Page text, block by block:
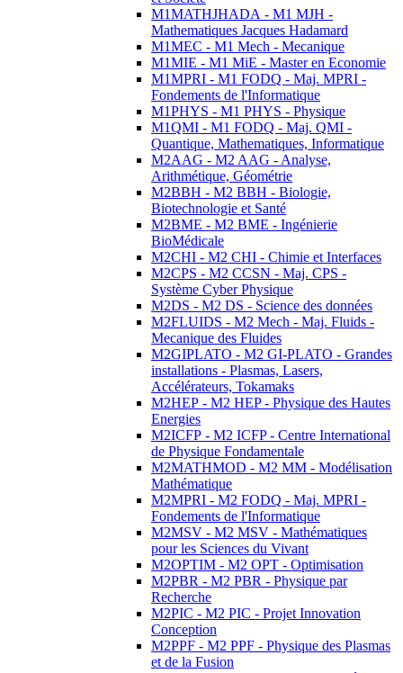
M1MATHJHADA - M1 MJH -
Mathematiques Jacques Hadamard
M1MEC - M1 Mech - Mecanique
M1MIE - M1 MiE - Master en Economie
M1MPRI - M1 FODQ - Maj. MPRI -
Fondements de l'Informatique
M1PHYS - M1 PHYS - Physique
M1QMI - M1 FODQ - Maj. QMI -
Quantique, Mathematiques, Informatique
M2AAG - M2 AAG - Analyse,
Arithmétique, Géométrie
M2BBH - M2 BBH - Biologie,
Biotechnologie et Santé
M2BME - M2 BME - Ingénierie
BioMédicale
M2CHI - M2 CHI - Chimie et Interfaces
M2CPS - M2 CCSN - Maj. CPS -
Système Cyber Physique
M2DS - M2 DS - Science des données
M2FLUIDS - M2 Mech - Maj. Fluids -
Mecanique des Fluides
M2GIPLATO - M2 GI-PLATO - Grandes
installations - Plasmas, Lasers,
Accélérateurs, Tokamaks
M2HEP - M2 HEP - Physique des Hautes
Energies
M2ICFP - M2 ICFP - Centre International
de Physique Fondamentale
M2MATHMOD - M2 MM - Modélisation
Mathématique
M2MPRI - M2 FODQ - Maj. MPRI -
Fondements de l'Informatique
M2MSV - M2 MSV - Mathématiques
pour les Sciences du Vivant
M2OPTIM - M2 OPT - Optimisation
M2PBR - M2 PBR - Physique par
Recherche
M2PIC - M2 PIC - Projet Innovation
Conception
M2PPF - M2 PPF - Physique des Plasmas
et de la Fusion